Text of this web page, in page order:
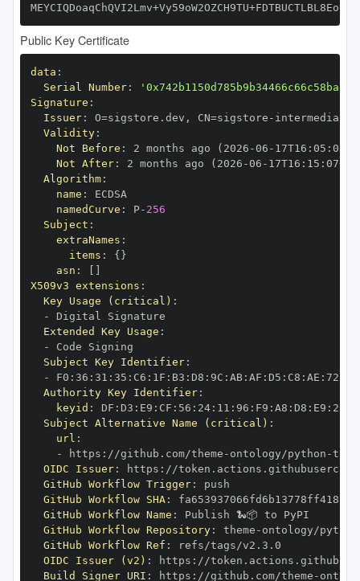
Public Key Certificate
data :
Serial Number:
Signature :
Issuer: O=sigstore.dev , CN=sigstore -
Validity:
Not Before : 2 months ago (2026 -06 - 17T16 : 05 :
Not After: 2 months ago (2026 -06 - 17T16 : 15 : 07+00
Algorithm:
name :
namedCurve : P- 256
Subject :
extraNames :
items : { }
asn :
X509v3 extensions :
Key Usage (critical) :
-
Extended Key Usage :
-
Subject Key Identifier:
-
F0 : 36 : 31 : 35 : C6 : 1F : B3 : D8 : 9C : AB: AF : D5 : C8 : AE : 72
Authority Key Identifier:
keyid : DF : D3 : E9 : CF : 56 : 24: 11 : 96 : F9 : A8 : D8 : E9 : 28
Subject Alternative Name (critical) :
url :
-
https : //github.com/theme - ontology/python -
OIDC Issuer: https :
GitHub Workflow Trigger:
GitHub Workflow SHA:
GitHub Workflow Name :
GitHub Workflow Repository: theme - ontology/python
GitHub Workflow Ref :
OIDC Issuer (v2) : https :
Build Signer URI : https : //github.com/theme -